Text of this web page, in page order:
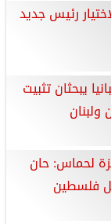
رئيس جديد
يبحثان تثبيت
ولبنان
لحماس: حان
فلسطين